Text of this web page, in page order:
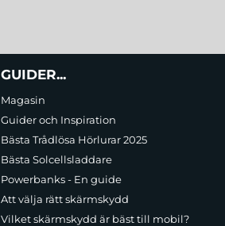
GUIDER...
Magasin
Guider och Inspiration
Bästa Trådlösa Hörlurar 2025
Bästa Solcellsladdare
Powerbanks - En guide
Att välja rätt skärmskydd
Vilket skärmskydd är bäst till mobil?